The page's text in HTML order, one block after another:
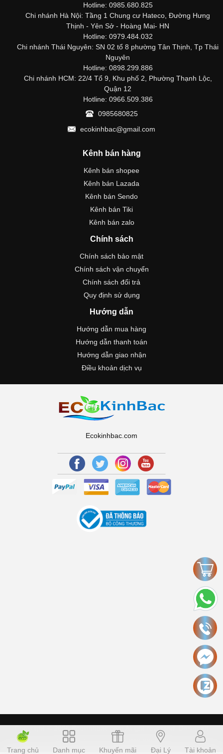
Hotline: 0985.680.825
Chi nhánh Hà Nội: Tầng 1 Chung cư Hateco, Đường Hưng
Thịnh - Yên Sở - Hoàng Mai- HN
Hotline: 0979.484.032
Chi nhánh Thái Nguyên: SN 02 tổ 8 phường Tân Thịnh, Tp Thái
Nguyên
Hotline: 0898.299.886
Chi nhánh HCM: 22/4 Tổ 9, Khu phố 2, Phường Thạnh Lộc,
Quận 12
Hotline: 0966.509.386
0985680825
ecokinhbac@gmail.com
Kênh bán hàng
Kênh bán shopee
Kênh bán Lazada
Kênh bán Sendo
Kênh bán Tiki
Kênh bán zalo
Chính sách
Chính sách bảo mật
Chính sách vận chuyển
Chính sách đổi trả
Quy định sử dụng
Hướng dẫn
Hướng dẫn mua hàng
Hướng dẫn thanh toán
Hướng dẫn giao nhận
Điều khoản dịch vụ
Ecokinhbac.com
Copyright © 2006 Ecokinhbac.com Alright reversed. Designed
ecokinhbac.com
Cung cấp bởi Sapo
Trang chủ
Danh mục Khuyến mãi Đại Lý Tài khoản